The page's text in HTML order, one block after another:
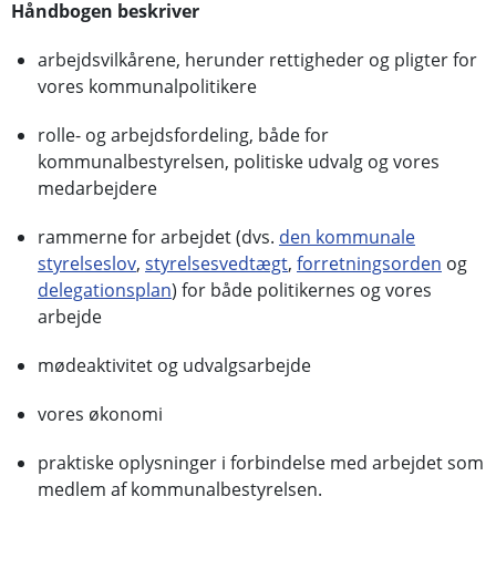
Håndbogen beskriver
arbejdsvilkårene, herunder rettigheder og pligter for
vores kommunalpolitikere
rolle- og arbejdsfordeling, både for
kommunalbestyrelsen, politiske udvalg og vores
medarbejdere
rammerne for arbejdet (dvs. den kommunale
styrelseslov, styrelsesvedtægt, forretningsorden og
delegationsplan) for både politikernes og vores
arbejde
mødeaktivitet og udvalgsarbejde
vores økonomi
praktiske oplysninger i forbindelse med arbejdet som
medlem af kommunalbestyrelsen.